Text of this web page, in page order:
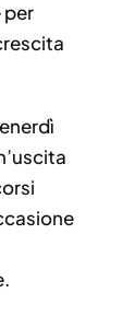
per